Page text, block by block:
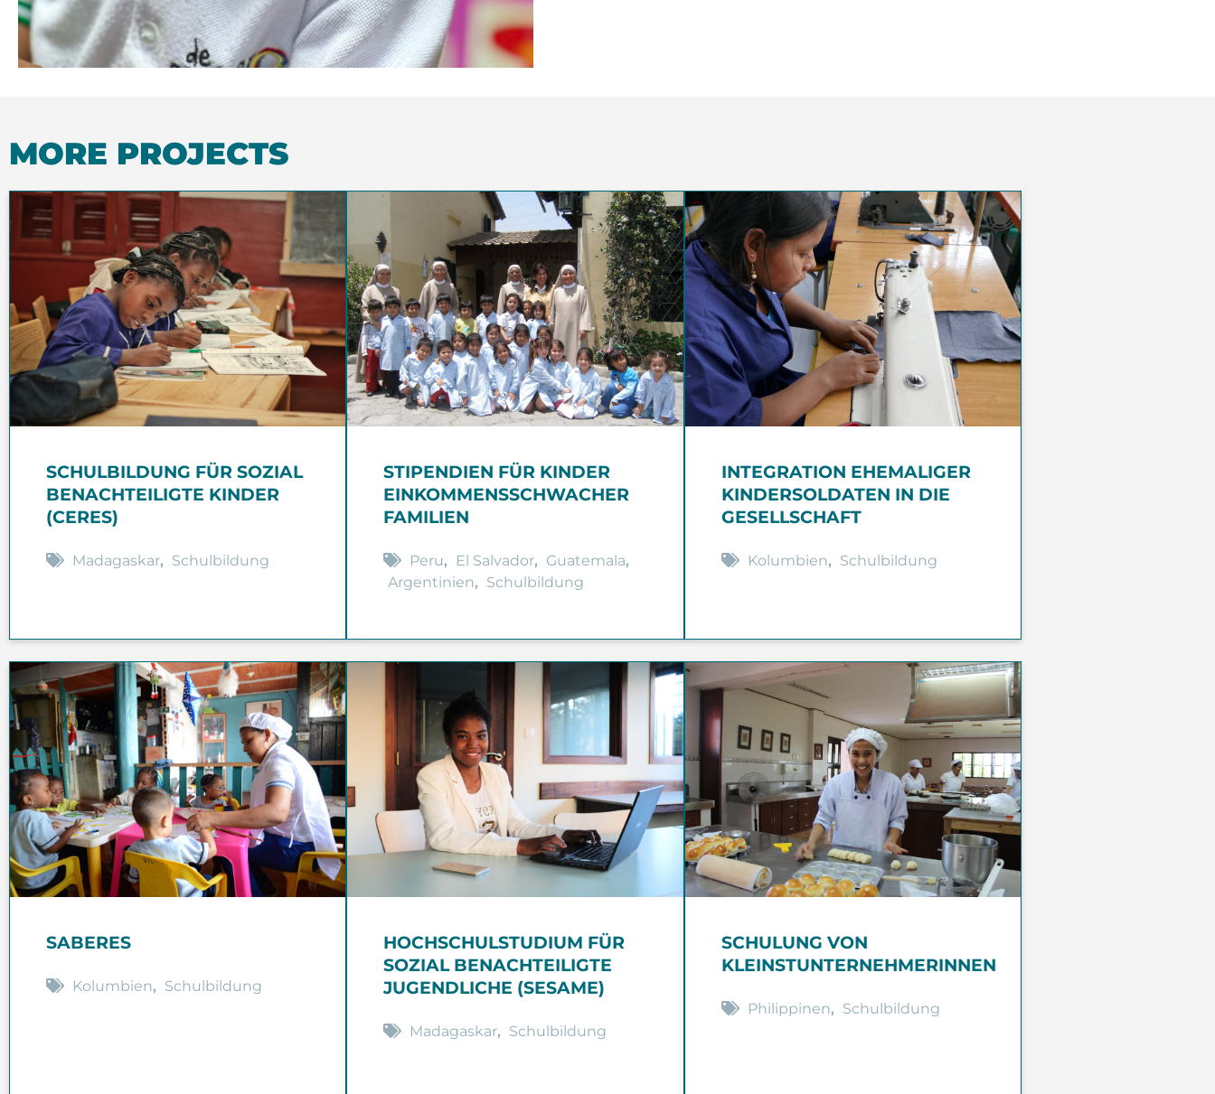
MORE PROJECTS
SCHULBILDUNG FÜR SOZIAL
BENACHTEILIGTE KINDER
(CERES)
Madagaskar, Schulbildung
STIPENDIEN FÜR KINDER
EINKOMMENSSCHWACHER
FAMILIEN
Peru, El Salvador, Guatemala,
Argentinien, Schulbildung
INTEGRATION EHEMALIGER
KINDERSOLDATEN IN DIE
GESELLSCHAFT
Kolumbien, Schulbildung
SABERES
Kolumbien, Schulbildung
HOCHSCHULSTUDIUM FÜR
SOZIAL BENACHTEILIGTE
JUGENDLICHE (SESAME)
Madagaskar, Schulbildung
SCHULUNG VON
KLEINSTUNTERNEHMERINNEN
Philippinen, Schulbildung